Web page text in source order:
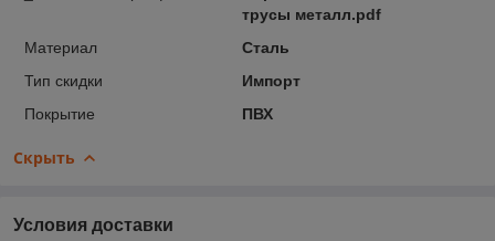
трусы металл.pdf
Материал
Сталь
Тип скидки
Импорт
Покрытие
ПВХ
Скрыть
Условия доставки